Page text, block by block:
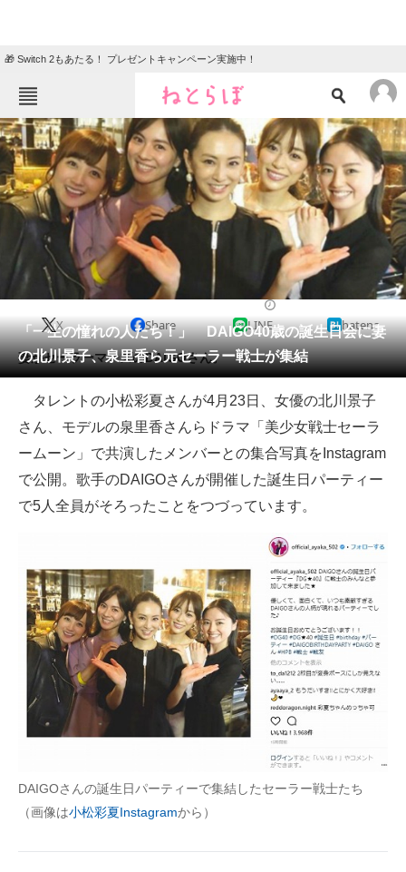
🎁 Switch 2もあたる！ プレゼントキャンペーン実施中！
ねとらぼメニュー
TOP ニュース
エンタメ クイズ
グルメ 地域
住まい 教育・育児
リサーチ
会員記事
メディア
注目記事を集めた総合ページ
ITの今と未来を見通す
スマホと通信の最新トレンド
ビジネスと働き方のヒント
AI活用のいまが分かる
企業ITのトレンドを詳説
経営リーダーのコミュニティ
ITエンジニア向け専門サイト
「一生の憧れの人たち！」 DAIGO40歳の誕生日会に妻
の北川景子、泉里香ら元セーラー戦士が集結
X Share LINE hatena
妻がセーラーマーズのDAIGOさん。
タレントの小松彩夏さんが4月23日、女優の北川景子
さん、モデルの泉里香さんらドラマ「美少女戦士セーラ
ームーン」で共演したメンバーとの集合写真をInstagram
で公開。歌手のDAIGOさんが開催した誕生日パーティー
で5人全員がそろったことをつづっています。
DAIGOさんの誕生日パーティーで集結したセーラー戦士たち
（画像は小松彩夏Instagramから）